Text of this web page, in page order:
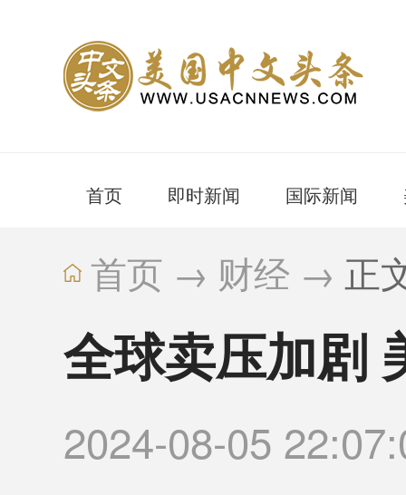
首页 即时新闻 国际新闻
首页 → 财经 → 正
全球卖压加剧
2024-08-05